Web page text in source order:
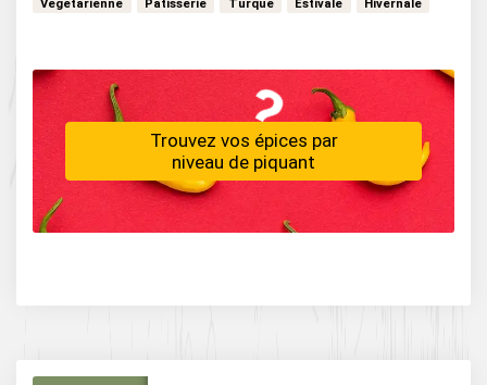
Vegetarienne Patisserie Turque Estivale
Hivernale
Trouvez vos épices par
niveau de piquant